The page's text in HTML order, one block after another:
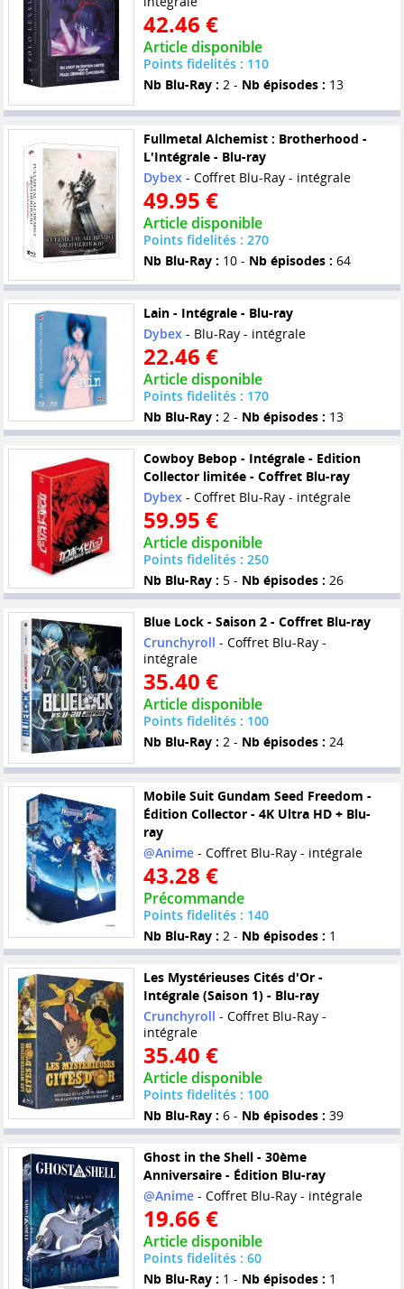
42.46 €
Article disponible
Points fidelités : 110
Nb Blu-Ray : 2 - Nb épisodes : 13
Fullmetal Alchemist : Brotherhood -
L'Intégrale - Blu-ray
Dybex- Coffret Blu-Ray - intégrale
49.95 €
Article disponible
Points fidelités : 270
Nb Blu-Ray : 10 - Nb épisodes : 64
Lain - Intégrale - Blu-ray
Dybex- Blu-Ray - intégrale
22.46 €
Article disponible
Points fidelités : 170
Nb Blu-Ray : 2 - Nb épisodes : 13
Cowboy Bebop - Intégrale - Edition
Collector limitée - Coffret Blu-ray
Dybex- Coffret Blu-Ray - intégrale
59.95 €
Article disponible
Points fidelités : 250
Nb Blu-Ray : 5 - Nb épisodes : 26
Blue Lock - Saison 2 - Coffret Blu-ray
Crunchyroll - Coffret Blu-Ray -
intégrale
35.40 €
Article disponible
Points fidelités : 100
Nb Blu-Ray : 2 - Nb épisodes : 24
Mobile Suit Gundam Seed Freedom -
Édition Collector - 4K Ultra HD + Blu-
ray
@Anime- Coffret Blu-Ray - intégrale
43.28 €
Précommande
Points fidelités : 140
Nb Blu-Ray : 2 - Nb épisodes : 1
Les Mystérieuses Cités d'Or -
Intégrale (Saison 1) - Blu-ray
Crunchyroll - Coffret Blu-Ray -
intégrale
35.40 €
Article disponible
Points fidelités : 100
Nb Blu-Ray : 6 - Nb épisodes : 39
Ghost in the Shell - 30ème
Anniversaire - Édition Blu-ray
@Anime- Coffret Blu-Ray - intégrale
19.66 €
Article disponible
Points fidelités : 60
Nb Blu-Ray : 1 - Nb épisodes : 1